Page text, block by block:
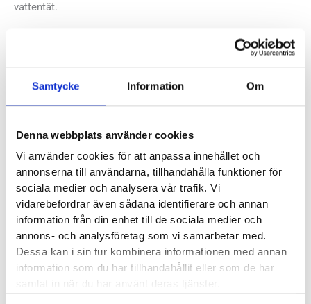
Samtycke Information Om
Denna webbplats använder cookies
Vi använder cookies för att anpassa innehållet och
annonserna till användarna, tillhandahålla funktioner för
sociala medier och analysera vår trafik. Vi
vidarebefordrar även sådana identifierare och annan
information från din enhet till de sociala medier och
annons- och analysföretag som vi samarbetar med.
Dessa kan i sin tur kombinera informationen med annan
information som du har tillhandahållit eller som de har
samlat in när du har använt deras tjänster.
vattentät.
Nubuck och mocka samt ett vattentätt
membran från Gore-Tex
Umeå,Uppsala,Östersund
Recensioner
Besökta produkter